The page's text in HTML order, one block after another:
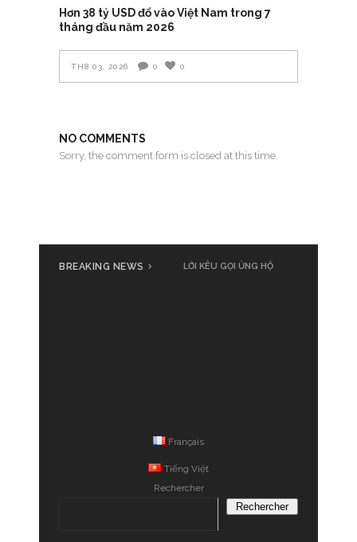
Hơn 38 tỷ USD đổ vào Việt Nam trong 7
tháng đầu năm 2026
TH8 03, 2026 0 0
NO COMMENTS
Sorry, the comment form is closed at this time.
BREAKING NEWS LỜI KÊU GỌI ỦNG HỘ
Français
Tiếng Việt
Rechercher
Rechercher